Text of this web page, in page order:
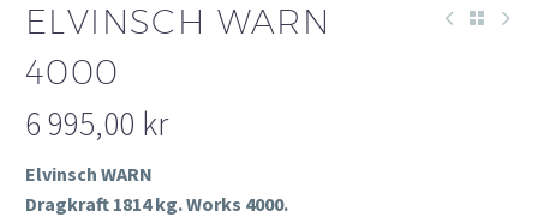
ELVINSCH WARN
4000
6 995,00 kr
Elvinsch WARN
Dragkraft 1814 kg. Works 4000.